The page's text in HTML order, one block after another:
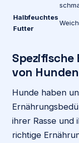
Halbfeuchtes
Futter
von Hunden
Hunde haben
ihrer Rasse und
richtige